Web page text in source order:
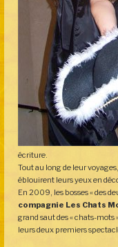
écriture.
Tout au long de leur
éblouirent leurs yeux en
En 2009, les bosses « des
compagnie Les Chats
grand saut des « chats-
leurs deux premiers